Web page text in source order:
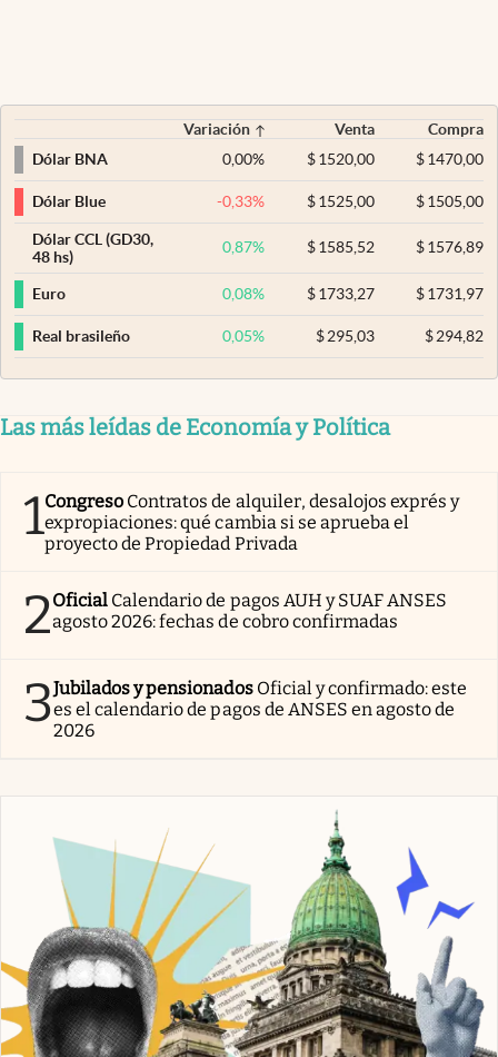
Variación Venta
Compra
Dólar BNA
0,00% $ 1520,00 $1470,00
Dólar Blue -0,33% $ 1525,00 $1505,00
Dólar CCL (GD30,
48 hs)
0,87% $ 1585,52 $1576,89
Euro 0,08% $ 1733,27 $1731,97
Real brasileño 0,05% $ 295,03 $294,82
Las más leídas de Economía y Política
1Congreso Contratos de alquiler, desalojos exprés y
expropiaciones: qué cambia si se aprueba el
proyecto de Propiedad Privada
2Oficial Calendario de pagos AUH y SUAF ANSES
agosto 2026: fechas de cobro confirmadas
3Jubilados y pensionados Oficial y confirmado: este
es el calendario de pagos de ANSES en agosto de
2026